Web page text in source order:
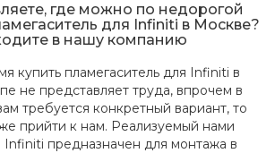
где можно по недорогой
для Infiniti в Москве?
в нашу компанию
купить пламегаситель для Infiniti в
не представляет труда, впрочем в
требуется конкретный вариант, то
прийти к нам. Реализуемый нами
Infiniti предназначен для монтажа в